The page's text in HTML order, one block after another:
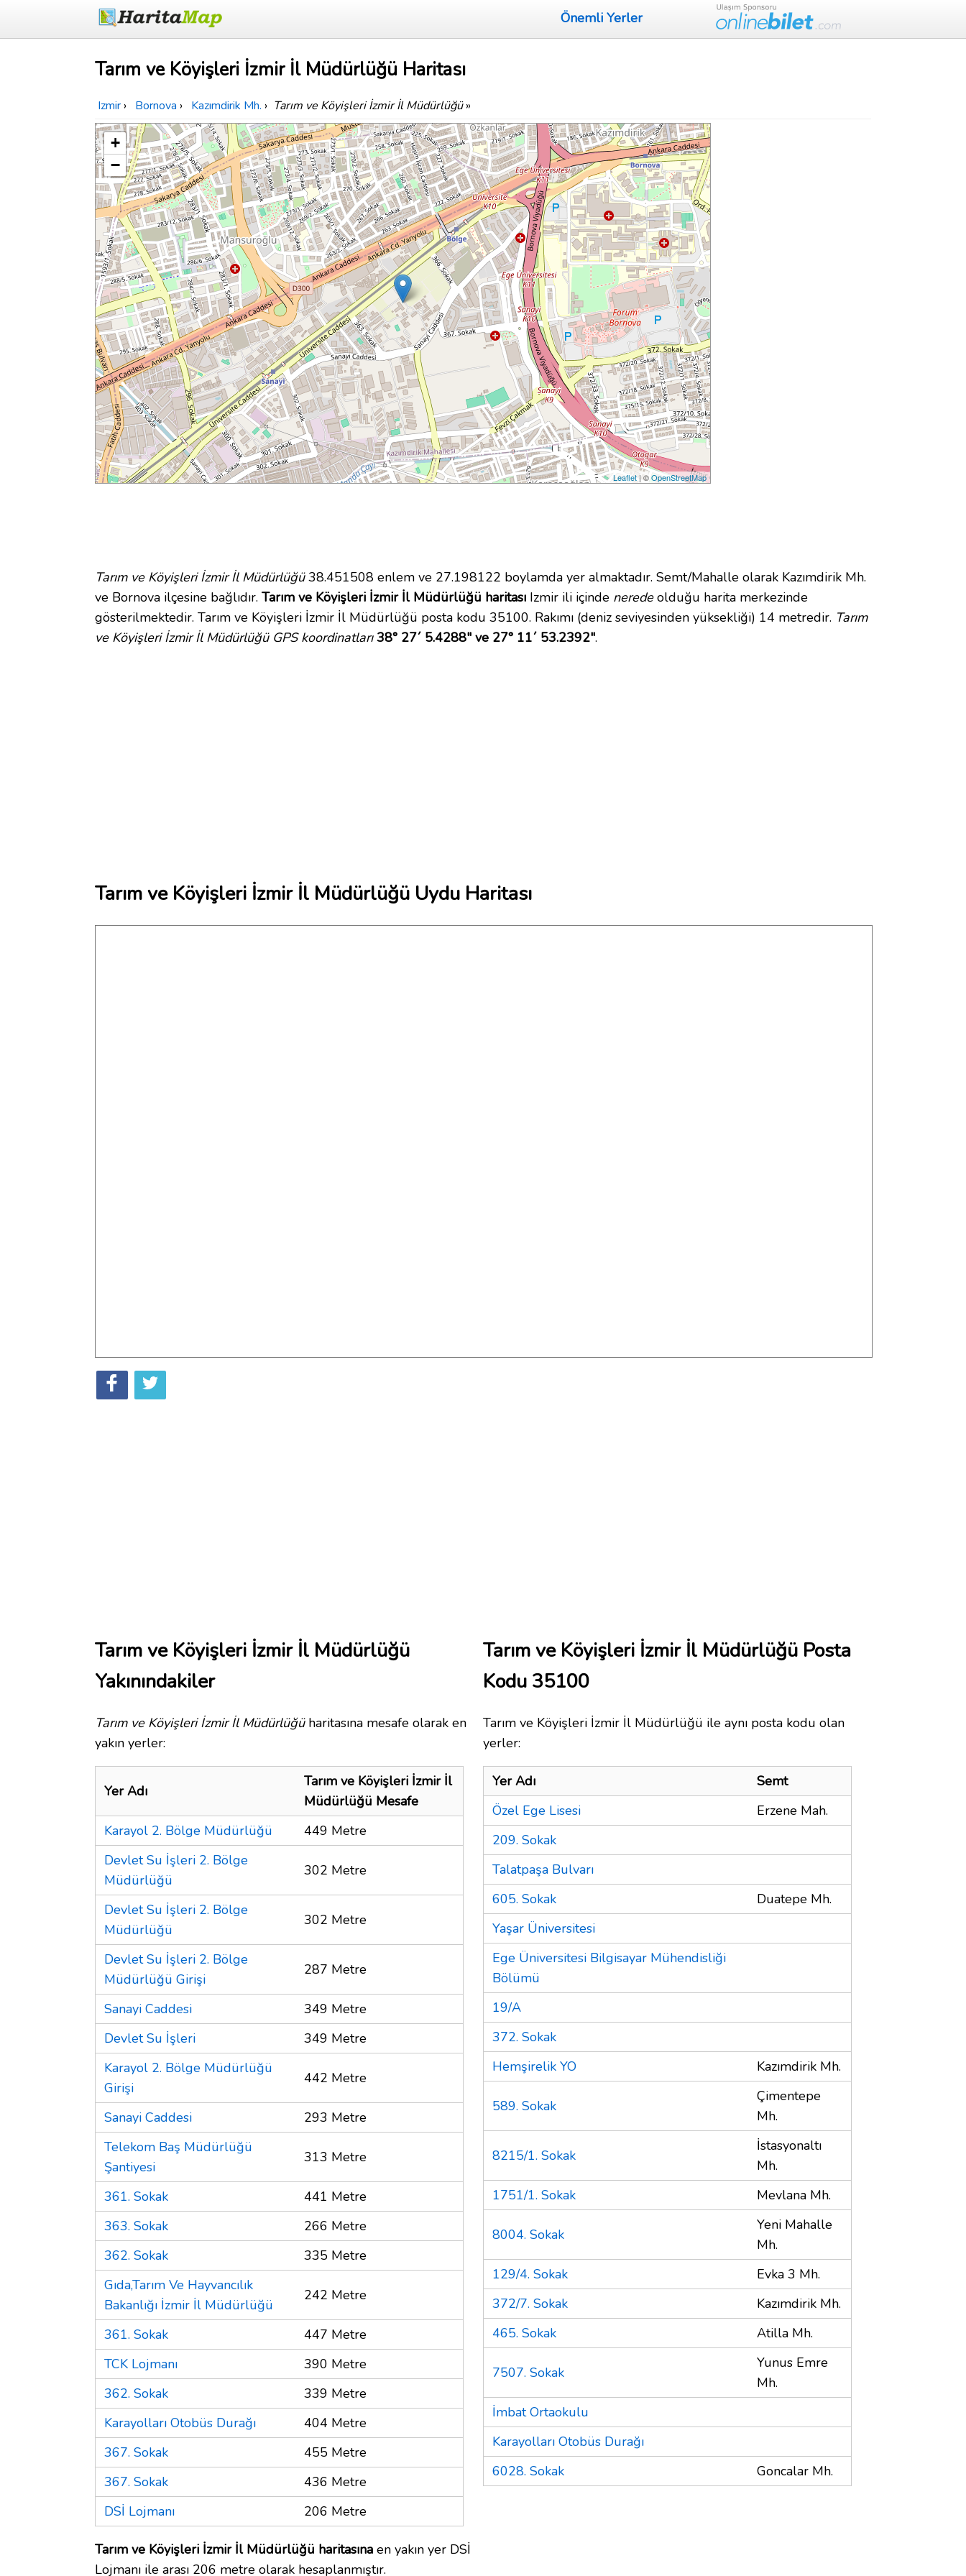
Önemli Yerler
Tarım ve Köyişleri İzmir İl Müdürlüğü Haritası
Izmir › Bornova › Kazımdirik Mh. › Tarım ve Köyişleri İzmir İl Müdürlüğü»
+
−
Leaflet| ©OpenStreetMap
Tarım ve Köyişleri İzmir İl Müdürlüğü38.451508 enlem ve 27.198122 boylamda yer almaktadır. Semt/Mahalle olarak Kazımdirik Mh.
ve Bornova ilçesine bağlıdır. Tarım ve Köyişleri İzmir İl Müdürlüğü haritası Izmir ili içinde neredeolduğu harita merkezinde
gösterilmektedir. Tarım ve Köyişleri İzmir İl Müdürlüğü posta kodu 35100. Rakımı (deniz seviyesinden yüksekliği) 14 metredir. Tarım
ve Köyişleri İzmir İl Müdürlüğü GPS koordinatları 38° 27´ 5.4288" ve 27° 11´ 53.2392".
Tarım ve Köyişleri İzmir İl Müdürlüğü Uydu Haritası
Tarım ve Köyişleri İzmir İl Müdürlüğü
Yakınındakiler
Tarım ve Köyişleri İzmir İl Müdürlüğüharitasına mesafe olarak en
yakın yerler:
Yer Adı
Tarım ve Köyişleri İzmir İl
Müdürlüğü Mesafe
Karayol 2. Bölge Müdürlüğü
449 Metre
Devlet Su İşleri 2. Bölge
Müdürlüğü
302 Metre
Devlet Su İşleri 2. Bölge
Müdürlüğü
302 Metre
Devlet Su İşleri 2. Bölge
Müdürlüğü Girişi
287 Metre
Sanayi Caddesi
349 Metre
Devlet Su İşleri
349 Metre
Karayol 2. Bölge Müdürlüğü
Girişi
442 Metre
Sanayi Caddesi
293 Metre
Telekom Baş Müdürlüğü
Şantiyesi
313 Metre
361. Sokak
441 Metre
363. Sokak
266 Metre
362. Sokak
335 Metre
Gıda,Tarım Ve Hayvancılık
Bakanlığı İzmir İl Müdürlüğü
242 Metre
361. Sokak
447 Metre
TCK Lojmanı
390 Metre
362. Sokak
339 Metre
Karayolları Otobüs Durağı
404 Metre
367. Sokak
455 Metre
367. Sokak
436 Metre
DSİ Lojmanı
206 Metre
Tarım ve Köyişleri İzmir İl Müdürlüğü haritasına en yakın yer DSİ
Lojmanı ile arası 206 metre olarak hesaplanmıştır.
Tarım ve Köyişleri İzmir İl Müdürlüğü Posta
Kodu 35100
Tarım ve Köyişleri İzmir İl Müdürlüğü ile aynı posta kodu olan
yerler:
Yer Adı
Semt
Özel Ege Lisesi
Erzene Mah.
209. Sokak
Talatpaşa Bulvarı
605. Sokak
Duatepe Mh.
Yaşar Üniversitesi
Ege Üniversitesi Bilgisayar Mühendisliği
Bölümü
19/A
372. Sokak
Hemşirelik YO
Kazımdirik Mh.
589. Sokak
Çimentepe
Mh.
8215/1. Sokak
İstasyonaltı
Mh.
1751/1. Sokak
Mevlana Mh.
8004. Sokak
Yeni Mahalle
Mh.
129/4. Sokak
Evka 3 Mh.
372/7. Sokak
Kazımdirik Mh.
465. Sokak
Atilla Mh.
7507. Sokak
Yunus Emre
Mh.
İmbat Ortaokulu
Karayolları Otobüs Durağı
6028. Sokak
Goncalar Mh.